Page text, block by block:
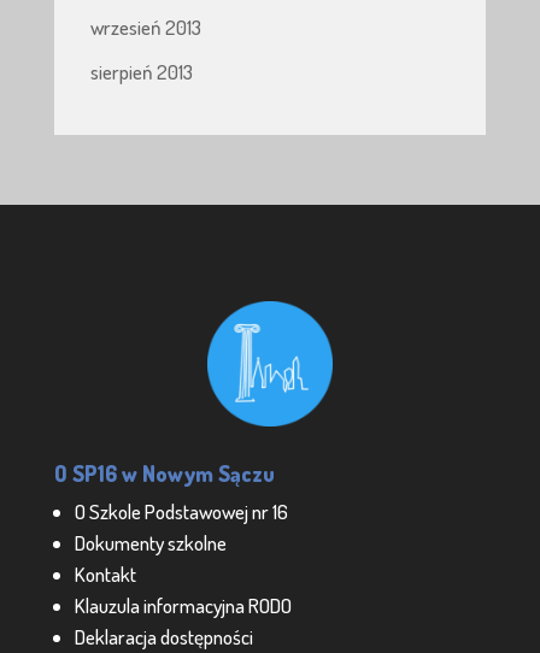
wrzesień 2013
sierpień 2013
O SP16 w Nowym Sączu
O Szkole Podstawowej nr 16
Dokumenty szkolne
Kontakt
Klauzula informacyjna RODO
Deklaracja dostępności